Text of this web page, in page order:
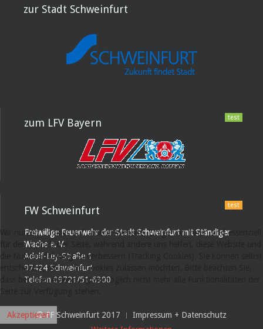
zur Stadt Schweinfurt
test
zum LFV Bayern
test
FW Schweinfurt
Freiwillige Feuerwehr der Stadt Schweinfurt mit Ständiger
Wache e. V.
Adolf-Ley-Straße 1
97424 Schweinfurt
Telefon 09721/51-6300
© FF Schweinfurt 2017 Impressum + Datenschutz
Wir nutzen Cookies auf unserer Website. Einige von ihnen sind essenziell
für den Betrieb der Seite, während andere uns helfen, diese Website und
die Nutzererfahrung zu verbessern (Tracking Cookies). Sie können selbst
entscheiden, ob Sie die Cookies zulassen möchten. Bitte beachten Sie,
dass bei einer Ablehnung womöglich nicht mehr alle Funktionalitäten der
Akzeptieren